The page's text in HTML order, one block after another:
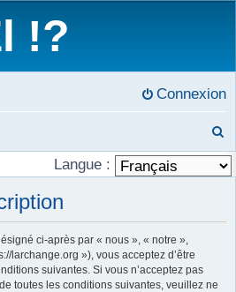
!?
Connexion
e
h
Langue :
ci-après par « nous », « notre »,
larchange.org »), vous acceptez d’être
suivantes. Si vous n’acceptez pas
toutes les conditions suivantes, veuillez ne